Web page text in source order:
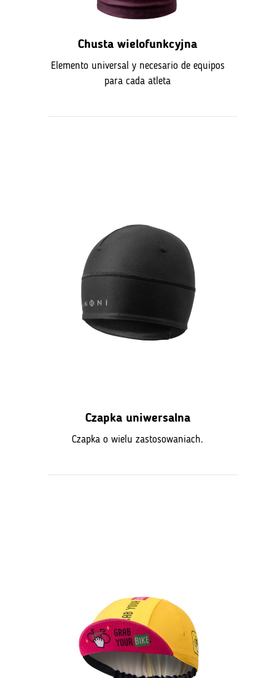
Chusta wielofunkcyjna
Elemento universal y necesario de equipos
para cada atleta
Czapka uniwersalna
Czapka o wielu zastosowaniach.